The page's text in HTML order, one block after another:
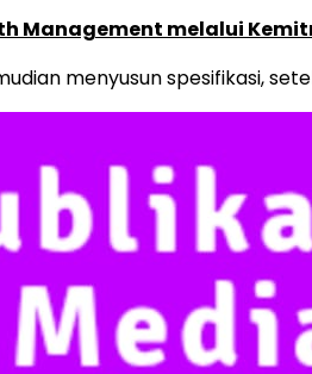
Management melalui
menyusun spesifikasi,